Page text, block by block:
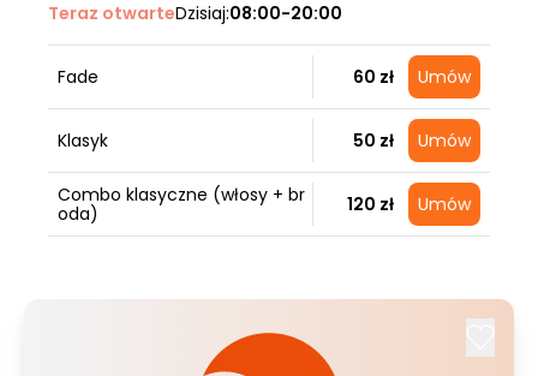
Teraz otwarteDzisiaj:08:00-20:00
Fade 60 zł Umów
Klasyk 50 zł Umów
Combo klasyczne (włosy + br
oda)
120 zł Umów